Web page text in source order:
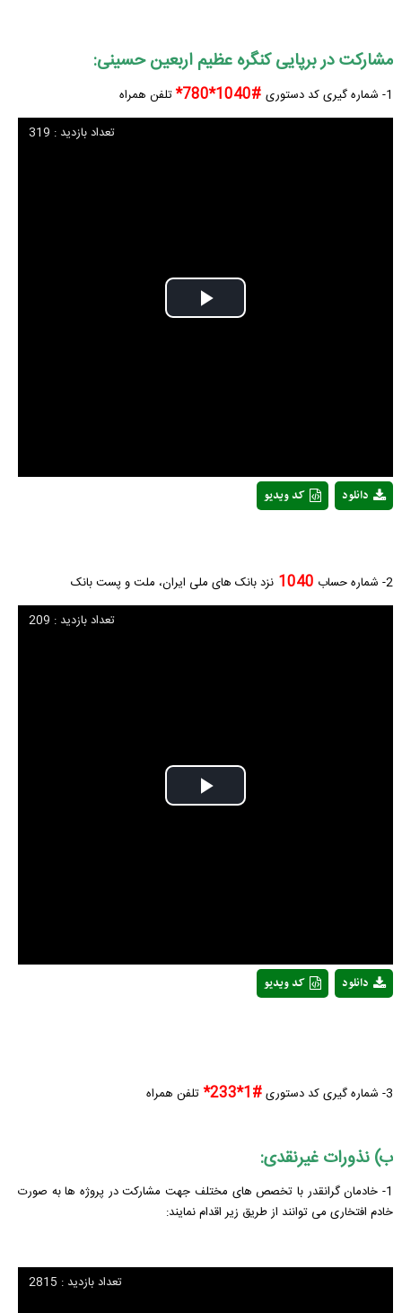
مشارکت در برپایی کنگره عظیم اربعین حسینی:
1- شماره گیری کد دستوری #1040*780* تلفن همراه
Play
تعداد بازدید : 319
کد ویدیو دانلود
2- شماره حساب 1040 نزد بانک های ملی ایران، ملت و پست بانک
Play
تعداد بازدید : 209
کد ویدیو دانلود
3- شماره گیری کد دستوری #1*233* تلفن همراه
ب) نذورات غیرنقدی:
1- خادمان گرانقدر با تخصص های مختلف جهت مشارکت در پروژه ها به صورت
خادم افتخاری می توانند از طریق زیر اقدام نمایند:
تعداد بازدید : 2815